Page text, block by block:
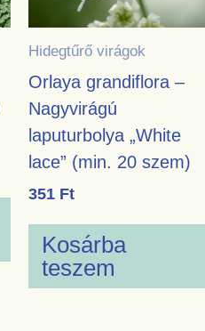
Hidegtűrő virágok
Orlaya grandiflora –
Nagyvirágú
laputurbolya „White
lace” (min. 20 szem)
351 Ft
Kosárba
teszem